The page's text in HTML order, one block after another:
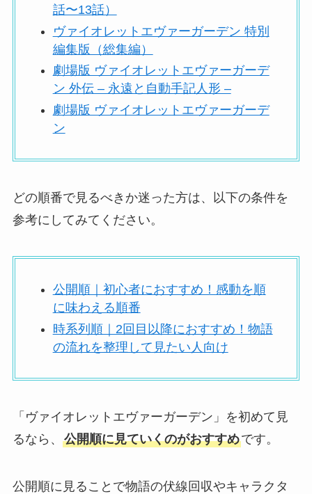
話〜13話）
ヴァイオレットエヴァーガーデン 特別
編集版（総集編）
劇場版 ヴァイオレットエヴァーガーデ
ン 外伝 – 永遠と自動手記人形 –
劇場版 ヴァイオレットエヴァーガーデ
ン
どの順番で見るべきか迷った方は、以下の条件を
参考にしてみてください。
公開順｜初心者におすすめ！感動を順
に味わえる順番
時系列順｜2回目以降におすすめ！物語
の流れを整理して見たい人向け
「ヴァイオレットエヴァーガーデン」を初めて見
るなら、 公開順に見ていくのがおすすめです。
公開順に見ることで物語の伏線回収やキャラクタ